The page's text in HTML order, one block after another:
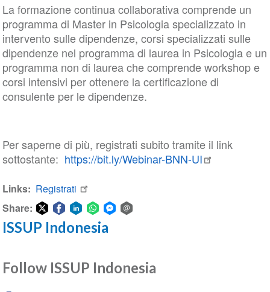
La formazione continua collaborativa comprende un
programma di Master in Psicologia specializzato in
intervento sulle dipendenze, corsi specializzati sulle
dipendenze nel programma di laurea in Psicologia e un
programma non di laurea che comprende workshop e
corsi intensivi per ottenere la certificazione di
consulente per le dipendenze.
Per saperne di più, registrati subito tramite il link
sottostante: https://bit.ly/Webinar-BNN-UI
Links
Registrati
Share:
ShareShareShareShareShare
Messenger
ISSUP Indonesia
Follow ISSUP Indonesia